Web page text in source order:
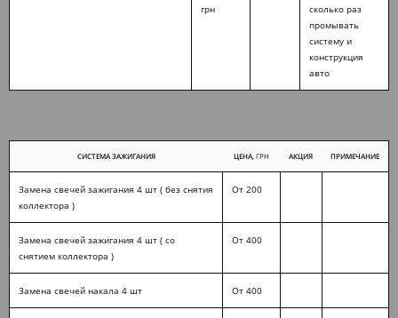
грн
сколько раз
промывать
систему и
конструкция
авто
СИСТЕМА ЗАЖИГАНИЯ ЦЕНА, ГРН АКЦИЯ ПРИМЕЧАНИЕ
Замена свечей зажигания 4 шт ( без снятия
коллектора )
От 200
Замена свечей зажигания 4 шт ( со
снятием коллектора )
От 400
Замена свечей накала 4 шт От 400